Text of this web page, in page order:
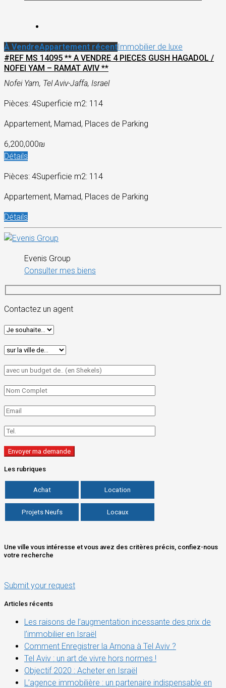
À VendreAppartement récentImmobilier de luxe
#REF MS 14095 ** A VENDRE 4 PIECES GUSH HAGADOL /
NOFEI YAM – RAMAT AVIV **
Nofei Yam, Tel Aviv-Jaffa, Israel
Pièces: 4Superficie m2: 114
Appartement, Mamad, Places de Parking
6,200,000₪
Détails
Pièces: 4Superficie m2: 114
Appartement, Mamad, Places de Parking
Détails
Evenis Group
Consulter mes biens
Contactez un agent
Les rubriques
Achat Location
Projets Neufs Locaux
Une ville vous intéresse et vous avez des critères précis, confiez-nous
votre recherche
Submit your request
Articles récents
Les raisons de l’augmentation incessante des prix de
l’immobilier en Israël
Comment Enregistrer la Arnona à Tel Aviv ?
Tel Aviv : un art de vivre hors normes !
Objectif 2020 : Acheter en Israël
L’agence immobilière : un partenaire indispensable en